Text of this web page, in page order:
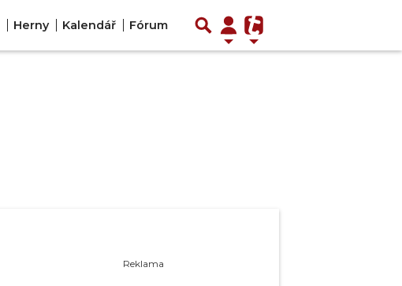
Herny Kalendář Fórum